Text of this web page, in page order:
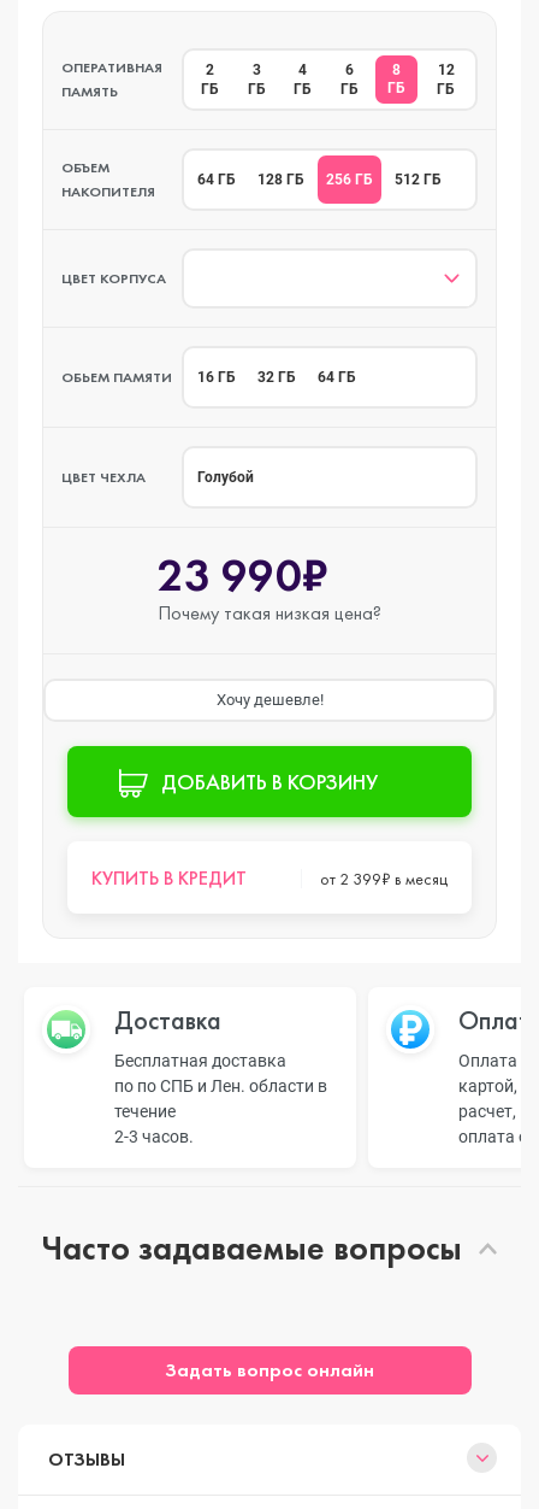
ОПЕРАТИВНАЯ
ПАМЯТЬ
2
ГБ
3
ГБ
4
ГБ
6
ГБ
8
ГБ
12
ГБ
ОБЪЕМ
НАКОПИТЕЛЯ
64 ГБ 128 ГБ 256 ГБ 512 ГБ
ЦВЕТ КОРПУСА
ОБЬЕМ ПАМЯТИ 16 ГБ 32 ГБ 64 ГБ
ЦВЕТ ЧЕХЛА Голубой
23 990₽
Почему такая низкая цена?
Хочу дешевле!
ДОБАВИТЬ В КОРЗИНУ
КУПИТЬ В КРЕДИТ от 2 399₽ в месяц
Доставка
Бесплатная доставка
по по СПБ и Лен. области в
течение
2-3 часов.
Оплата
картой,
расчет,
оплата
Часто задаваемые вопросы
Задать вопрос онлайн
ОТЗЫВЫ